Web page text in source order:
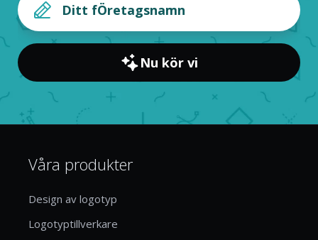
Nu kör vi
Våra produkter
Design av logotyp
Logotyptillverkare